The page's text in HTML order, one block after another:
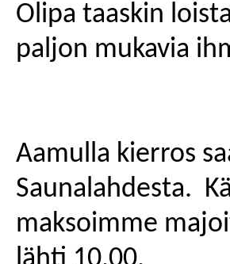
Olipa taaskin
paljon mukavia
Aamulla kierros
Saunalahdesta.
maksoimme